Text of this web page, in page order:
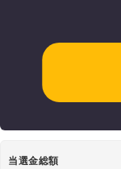
当選金総額